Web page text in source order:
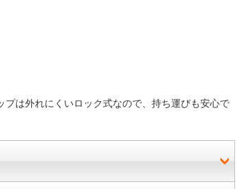
は外れにくいロック式なので、持ち運びも安心で